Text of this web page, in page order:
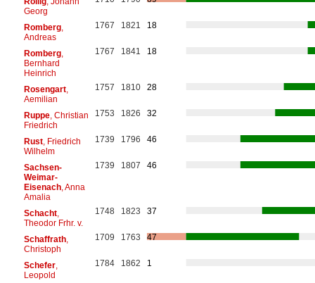
Georg
Romberg,
Andreas
1767 1821 18
Romberg,
Bernhard
Heinrich
1767 1841 18
Rosengart,
Aemilian
1757 1810 28
Ruppe, Christian
Friedrich
1753 1826 32
Rust, Friedrich
Wilhelm
1739 1796 46
Sachsen-
Weimar-
Eisenach, Anna
Amalia
1739 1807 46
Schacht,
Theodor Frhr. v.
1748 1823 37
Schaffrath,
Christoph
1709 1763 47
Schefer,
Leopold
1784 1862 1